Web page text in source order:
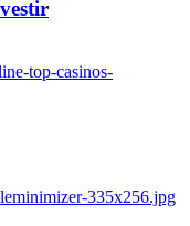
top-casinos-
335x256.jpg